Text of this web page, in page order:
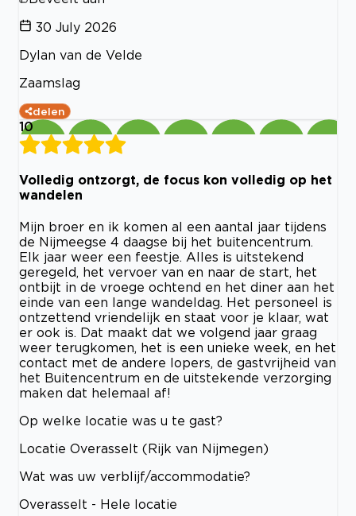
30 July 2026
Dylan van de Velde
Zaamslag
delen
10
Volledig ontzorgt, de focus kon volledig op het
wandelen
Mijn broer en ik komen al een aantal jaar tijdens
de Nijmeegse 4 daagse bij het buitencentrum.
Elk jaar weer een feestje. Alles is uitstekend
geregeld, het vervoer van en naar de start, het
ontbijt in de vroege ochtend en het diner aan het
einde van een lange wandeldag. Het personeel is
ontzettend vriendelijk en staat voor je klaar, wat
er ook is. Dat maakt dat we volgend jaar graag
weer terugkomen, het is een unieke week, en het
contact met de andere lopers, de gastvrijheid van
het Buitencentrum en de uitstekende verzorging
maken dat helemaal af!
Op welke locatie was u te gast?
Locatie Overasselt (Rijk van Nijmegen)
Wat was uw verblijf/accommodatie?
Overasselt - Hele locatie